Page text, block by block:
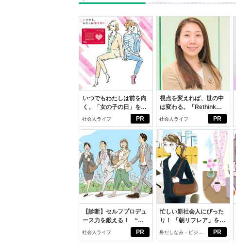
PR
いつでもわたしは前を向
く。「女の子の日」を前
向きに♪社会人エリ・大
社会人ライフ PR
視点を変えれば、世の中
は変わる。「Rethink
PROJECT」がつたえた
社会人ライフ
PR
【診断】セルフプロデュ
ース力を鍛える！ “ジ
ブン観”診断
社会人ライフ PR
忙しい新社会人にぴった
り！ 「朝リフレア」をは
じめよう。しっかりニオ
イケアして24時間快適。
身だしなみ・ビジネ
スアイテム